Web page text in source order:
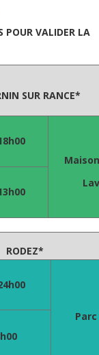
POUR VALIDER LA
SUR RANCE*
RODEZ*